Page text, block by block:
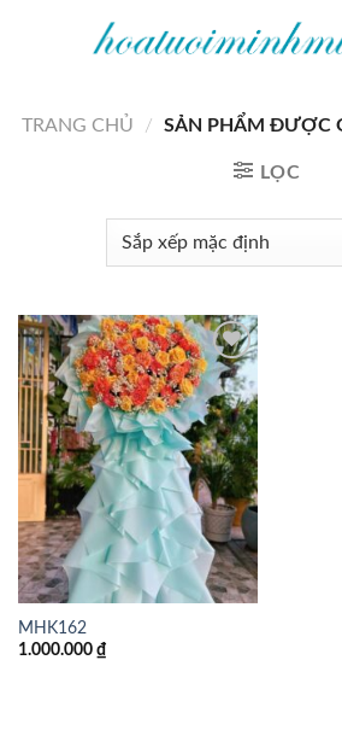
TRANG CHỦ
/ SẢN PHẨM ĐƯỢC
LỌC
Add to
wishlist
MHK162
1.000.000 ₫